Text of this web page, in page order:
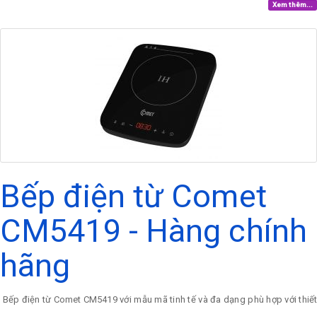
Xem thêm...
Bếp điện từ Comet
CM5419 - Hàng chính
hãng
Bếp điện từ Comet CM5419 với mẫu mã tinh tế và đa dạng phù hợp với thiết